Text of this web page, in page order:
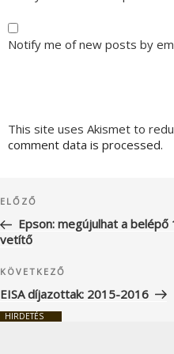
Notify me of new posts by
This site uses Akismet to
comment data is processed.
navigáció
Korábbi
bejegyzés
ELŐZŐ
Epson: megújulhat a
vetítő
Következő
bejegyzés
KÖVETKEZŐ
EISA díjazottak: 2015-2016
HIRDETÉS